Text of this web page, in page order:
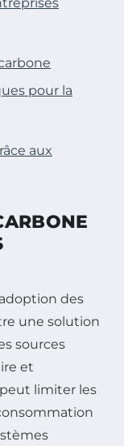
pour la
aux
des
une solution
sources
et
limiter les